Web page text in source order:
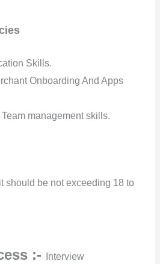
Skills.
Onboarding And Apps
management skills.
should be not exceeding 18 to
:- Interview